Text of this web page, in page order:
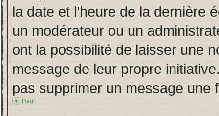
la date et l’heure de la dernière
un modérateur ou un
ont la possibilité de laisser une
message de leur propre
pas supprimer un message une
Haut